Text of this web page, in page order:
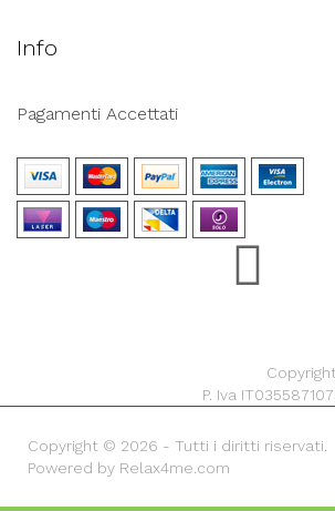
Info
Pagamenti Accettati
P. Iva
Copyright © 2026 - Tutti i diritti riservati.
Powered by Relax4me.com